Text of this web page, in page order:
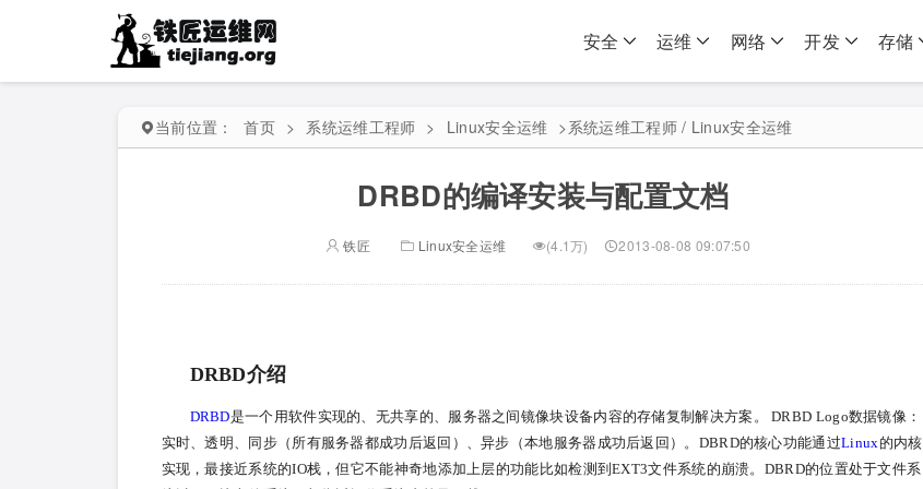
安全 运维 网络 开发 存储
当前位置： 首页 > 系统运维工程师 > Linux安全运维 >系统运维工程师 / Linux安全运维
DRBD的编译安装与配置文档
铁匠 Linux安全运维 (4.1万) 2013-08-08 09:07:50
DRBD介绍
DRBD是一个用软件实现的、无共享的、服务器之间镜像块设备内容的存储复制解决方案。 DRBD Logo数据镜像：
实时、透明、同步（所有服务器都成功后返回）、异步（本地服务器成功后返回）。DBRD的核心功能通过Linux的内核
实现，最接近系统的IO栈，但它不能神奇地添加上层的功能比如检测到EXT3文件系统的崩溃。DBRD的位置处于文件系